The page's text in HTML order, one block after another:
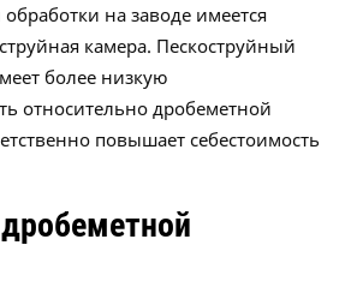
на заводе имеется
камера. Пескоструйный
более низкую
относительно дробеметной
повышает себестоимость